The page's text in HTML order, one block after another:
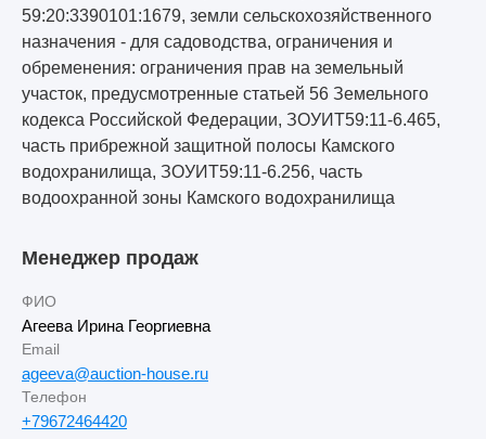
59:20:3390101:1679, земли сельскохозяйственного
назначения - для садоводства, ограничения и
обременения: ограничения прав на земельный
участок, предусмотренные статьей 56 Земельного
кодекса Российской Федерации, ЗОУИТ59:11-6.465,
часть прибрежной защитной полосы Камского
водохранилища, ЗОУИТ59:11-6.256, часть
водоохранной зоны Камского водохранилища
Менеджер продаж
ФИО
Агеева Ирина Георгиевна
Email
ageeva@auction-house.ru
Телефон
+79672464420